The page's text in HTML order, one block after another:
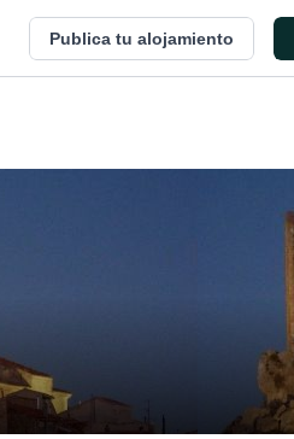
Publica tu alojamiento